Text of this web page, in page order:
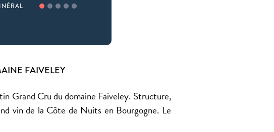
FAIVELEY
Grand Cru du domaine Faiveley. Structure,
vin de la Côte de Nuits en Bourgogne. Le